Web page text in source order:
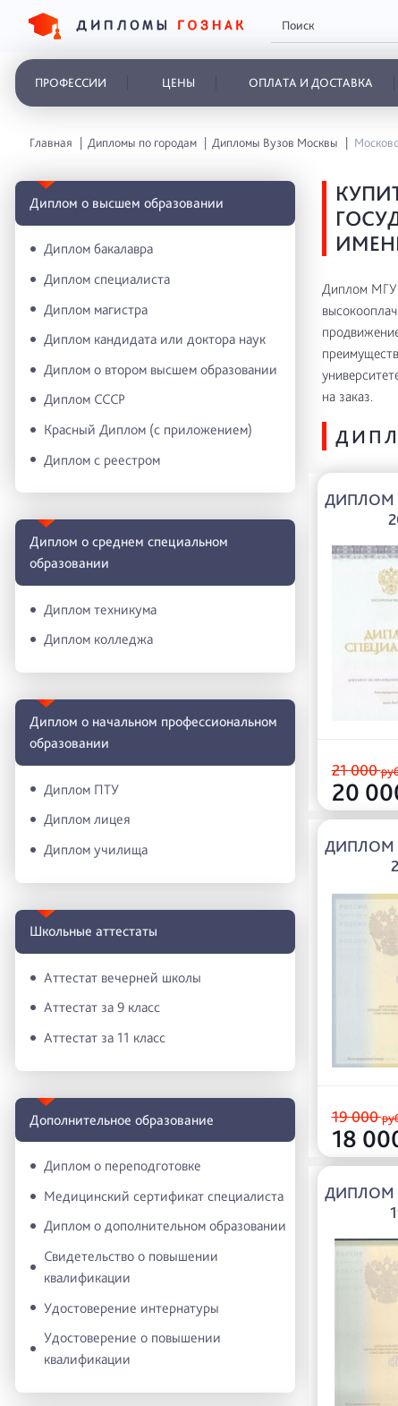
ПРОФЕССИИ ЦЕНЫ ОПЛАТА И ДОСТАВКА
Главная Дипломы по городам Дипломы Вузов Москвы
Диплом о высшем образовании
Диплом бакалавра
Диплом специалиста
Диплом магистра
Диплом кандидата или доктора наук
Диплом о втором высшем образовании
Диплом СССР
Красный Диплом (с приложением)
Диплом с реестром
Диплом о среднем специальном
образовании
Диплом техникума
Диплом колледжа
Диплом о начальном профессиональном
oбразовании
Диплом ПТУ
Диплом лицея
Диплом училища
Школьные аттестаты
Аттестат вечерней школы
Аттестат за 9 класс
Аттестат за 11 класс
Дополнительное образование
Диплом о переподготовке
Медицинский сертификат специалиста
Диплом о дополнительном образовании
Свидетельство о повышении
квалификации
Удостоверение интернатуры
Удостоверение о повышении
квалификации
Диплом МГУ
на заказ.
ДИПЛОМ
21 000
20
ДИПЛОМ
19 000
18
ДИПЛОМ